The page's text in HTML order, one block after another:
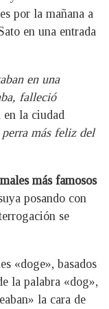
por la mañana a
en una entrada
en una
falleció
en la ciudad
más feliz del
más famosos
posando con
se
«doge», basados
la palabra «dog»,
la cara de